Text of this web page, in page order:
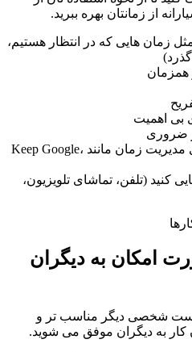
زمانتان بهره ببرید.
هایی که در انتظار هستیم،
استفاده از برخی ابزارهای مدیریت زمان مانند Keep Google،
(تلفن، تماشای تلویزیون،
به دیگران
شخصی دیگر مناسب تر و
به دیگران موفق می شوید.